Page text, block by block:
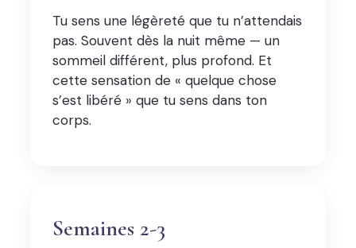
Tu sens une légèreté que tu n’attendais
pas. Souvent dès la nuit même — un
sommeil différent, plus profond. Et
cette sensation de « quelque chose
s’est libéré » que tu sens dans ton
corps.
Semaines 2-3